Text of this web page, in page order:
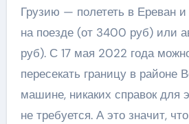
Грузию — полететь в Ереван и
на поезде (от 3400 руб) или
руб). С 17 мая 2022 года
пересекать границу в районе
машине, никаких справок для
не требуется. А это значит,